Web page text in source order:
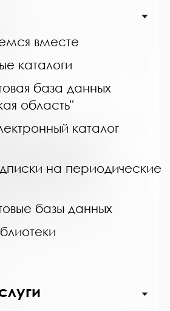
вместе
каталоги
база данных
область"
каталог
на периодические
базы данных
учреждение
детская библиотека"
Кольский
Мурманской области
библиотека"